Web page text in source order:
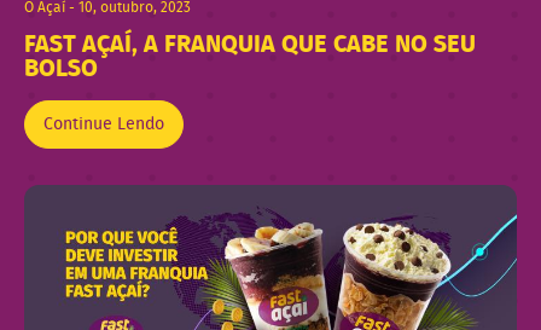
O Açaí - 10, outubro, 2023
FAST AÇAÍ, A FRANQUIA QUE CABE NO SEU
BOLSO
Continue Lendo